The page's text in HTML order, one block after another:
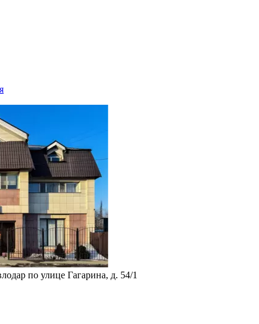
по улице Гагарина, д. 54/1